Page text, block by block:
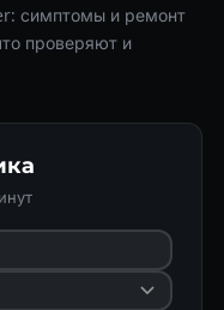
симптомы и ремонт
проверяют и